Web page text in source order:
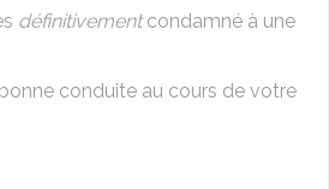
définitivementcondamné à une
conduite au cours de votre